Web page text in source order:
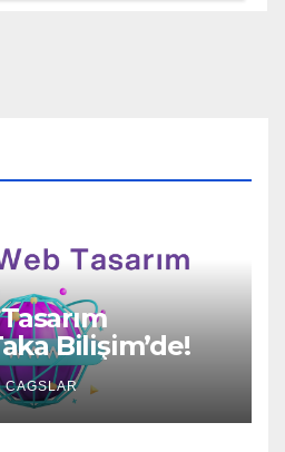
Bilişim’de!
CAGSLAR